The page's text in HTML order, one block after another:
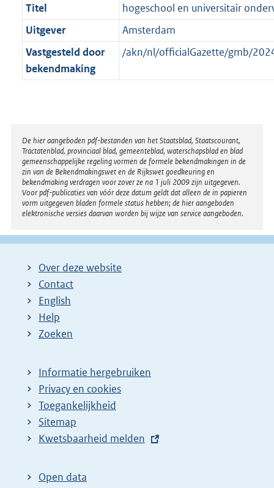
Titel
hogeschool en universitair
Uitgever
Amsterdam
Vastgesteld door
bekendmaking
/akn/nl/officialGazette/gmb/
Disclaimer
De hier aangeboden pdf-bestanden van het Staatsblad, Staatscourant,
Tractatenblad, provinciaal blad, gemeenteblad, waterschapsblad en blad
gemeenschappelijke regeling vormen de formele bekendmakingen in de
zin van de Bekendmakingswet en de Rijkswet goedkeuring en
bekendmaking verdragen voor zover ze na 1 juli 2009 zijn uitgegeven.
Voor pdf-publicaties van vóór deze datum geldt dat alleen de in papieren
vorm uitgegeven bladen formele status hebben; de hier aangeboden
elektronische versies daarvan worden bij wijze van service aangeboden.
Over deze website
Contact
English
Help
Zoeken
Informatie hergebruiken
Privacy en cookies
Toegankelijkheid
Sitemap
E
t
Kwetsbaarheid melden
Open data